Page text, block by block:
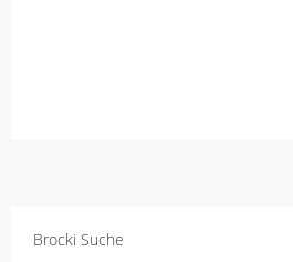
Brocki Suche